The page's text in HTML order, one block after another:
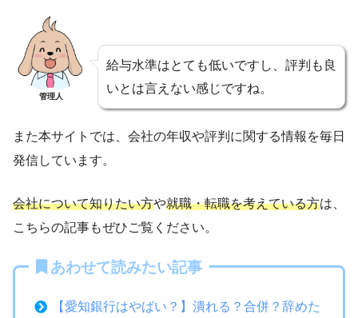
管理人
給与水準はとても低いですし、評判も良
いとは言えない感じですね。
また本サイトでは、会社の年収や評判に関する情報を毎日
発信しています。
会社について知りたい方や就職・転職を考えている方は、
こちらの記事もぜひご覧ください。
あわせて読みたい記事
【愛知銀行はやばい？】潰れる？合併？辞めた